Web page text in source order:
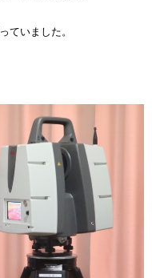
ていました。